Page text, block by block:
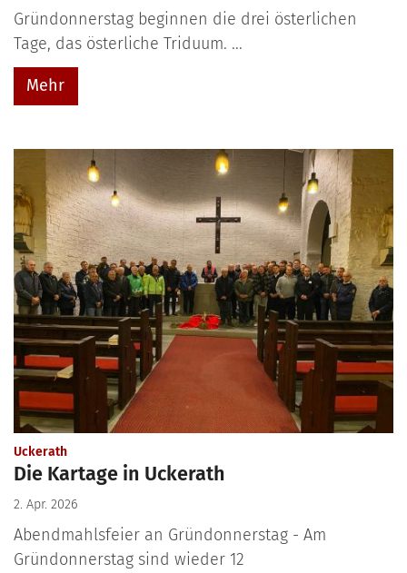
Gründonnerstag beginnen die drei österlichen
Tage, das österliche Triduum. ...
Mehr
Uckerath:
Die Kartage in Uckerath
2. Apr. 2026
Abendmahlsfeier an Gründonnerstag - Am
Gründonnerstag sind wieder 12